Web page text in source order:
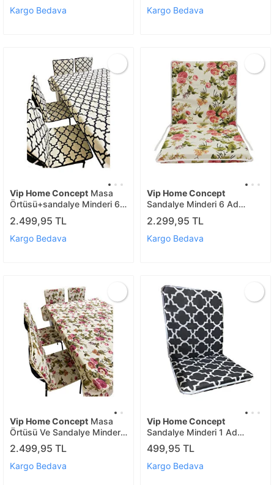
Kargo Bedava Kargo Bedava
Vip Home Concept Masa
Örtüsü+sandalye Minderi 6
Ad(alçti)
2.499,95 TL
Kargo Bedava
Vip Home Concept
Sandalye Minderi 6 Ad
Büyük İng.gülü
2.299,95 TL
Kargo Bedava
Vip Home Concept Masa
Örtüsü Ve Sandalye Minderi
6 Ad İ.g
2.499,95 TL
Kargo Bedava
Vip Home Concept
Sandalye Minderi 1 Ad
Büyük Karaçati
499,95 TL
Kargo Bedava